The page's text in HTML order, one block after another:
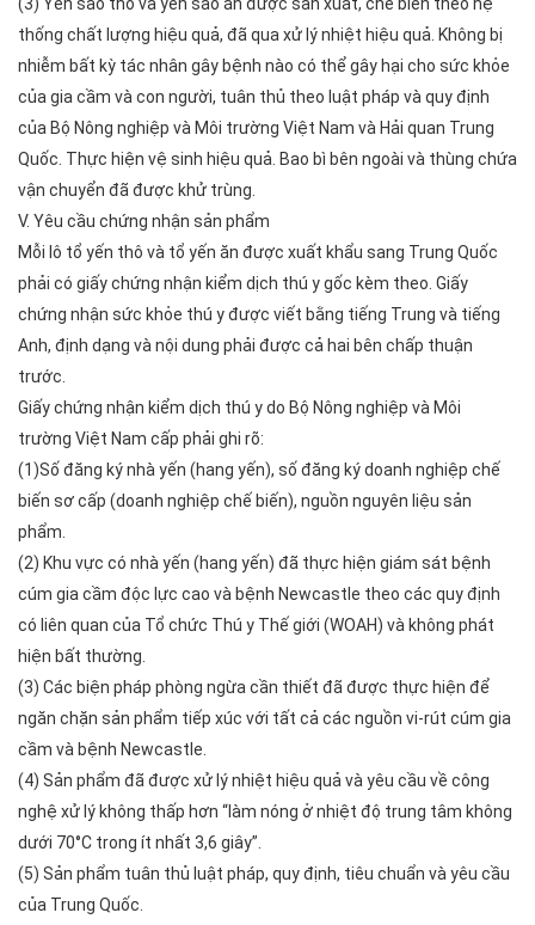
thống chất lượng hiệu quả, đã qua xử lý nhiệt hiệu quả. Không bị
nhiễm bất kỳ tác nhân gây bệnh nào có thể gây hại cho sức khỏe
của gia cầm và con người, tuân thủ theo luật pháp và quy định
của Bộ Nông nghiệp và Môi trường Việt Nam và Hải quan Trung
Quốc. Thực hiện vệ sinh hiệu quả. Bao bì bên ngoài và thùng chứa
vận chuyển đã được khử trùng.
V. Yêu cầu chứng nhận sản phẩm
Mỗi lô tổ yến thô và tổ yến ăn được xuất khẩu sang Trung Quốc
phải có giấy chứng nhận kiểm dịch thú y gốc kèm theo. Giấy
chứng nhận sức khỏe thú y được viết bằng tiếng Trung và tiếng
Anh, định dạng và nội dung phải được cả hai bên chấp thuận
trước.
Giấy chứng nhận kiểm dịch thú y do Bộ Nông nghiệp và Môi
trường Việt Nam cấp phải ghi rõ:
(1)Số đăng ký nhà yến (hang yến), số đăng ký doanh nghiệp chế
biến sơ cấp (doanh nghiệp chế biến), nguồn nguyên liệu sản
phẩm.
(2) Khu vực có nhà yến (hang yến) đã thực hiện giám sát bệnh
cúm gia cầm độc lực cao và bệnh Newcastle theo các quy định
có liên quan của Tổ chức Thú y Thế giới (WOAH) và không phát
hiện bất thường.
(3) Các biện pháp phòng ngừa cần thiết đã được thực hiện để
ngăn chặn sản phẩm tiếp xúc với tất cả các nguồn vi-rút cúm gia
cầm và bệnh Newcastle.
(4) Sản phẩm đã được xử lý nhiệt hiệu quả và yêu cầu về công
nghệ xử lý không thấp hơn “làm nóng ở nhiệt độ trung tâm không
dưới 70°C trong ít nhất 3,6 giây”.
(5) Sản phẩm tuân thủ luật pháp, quy định, tiêu chuẩn và yêu cầu
của Trung Quốc.